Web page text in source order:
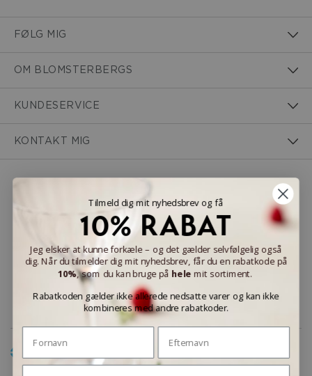
FØLG MIG
OM BLOMSTERBERGS
KUNDESERVICE
KONTAKT MIG
LEVERINGSMULIGHEDER
Tilmeld dig mit nyhedsbrev og få
10% RABAT
Jeg elsker at kunne forkæle – og det gælder selvfølgelig også
dig. Når du tilmelder dig mit nyhedsbrev, får du en rabatkode på
10%, som du kan bruge på hele mit sortiment.
Rabatkoden gælder ikke allerede nedsatte varer og kan ikke
kombineres med andre rabatkoder.